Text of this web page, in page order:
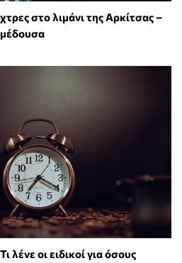
στο λιμάνι της Αρκίτσας –
μέδουσα
λένε οι ειδικοί για όσους